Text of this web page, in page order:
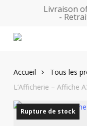
main
Livraison
-
Accueil Tous les
L’Afficherie – Affiche
Rupture de stock